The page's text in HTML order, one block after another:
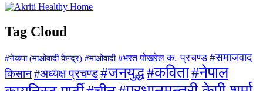
Tag Cloud
#नेकपा (माओवादी केन्द्र) #माओवादी #भरत पोखरेल क. प्रचण्ड #समाजवाद
किसान#अध्यक्ष प्रचण्ड#जनयुद्ध#कविता#नेपाल